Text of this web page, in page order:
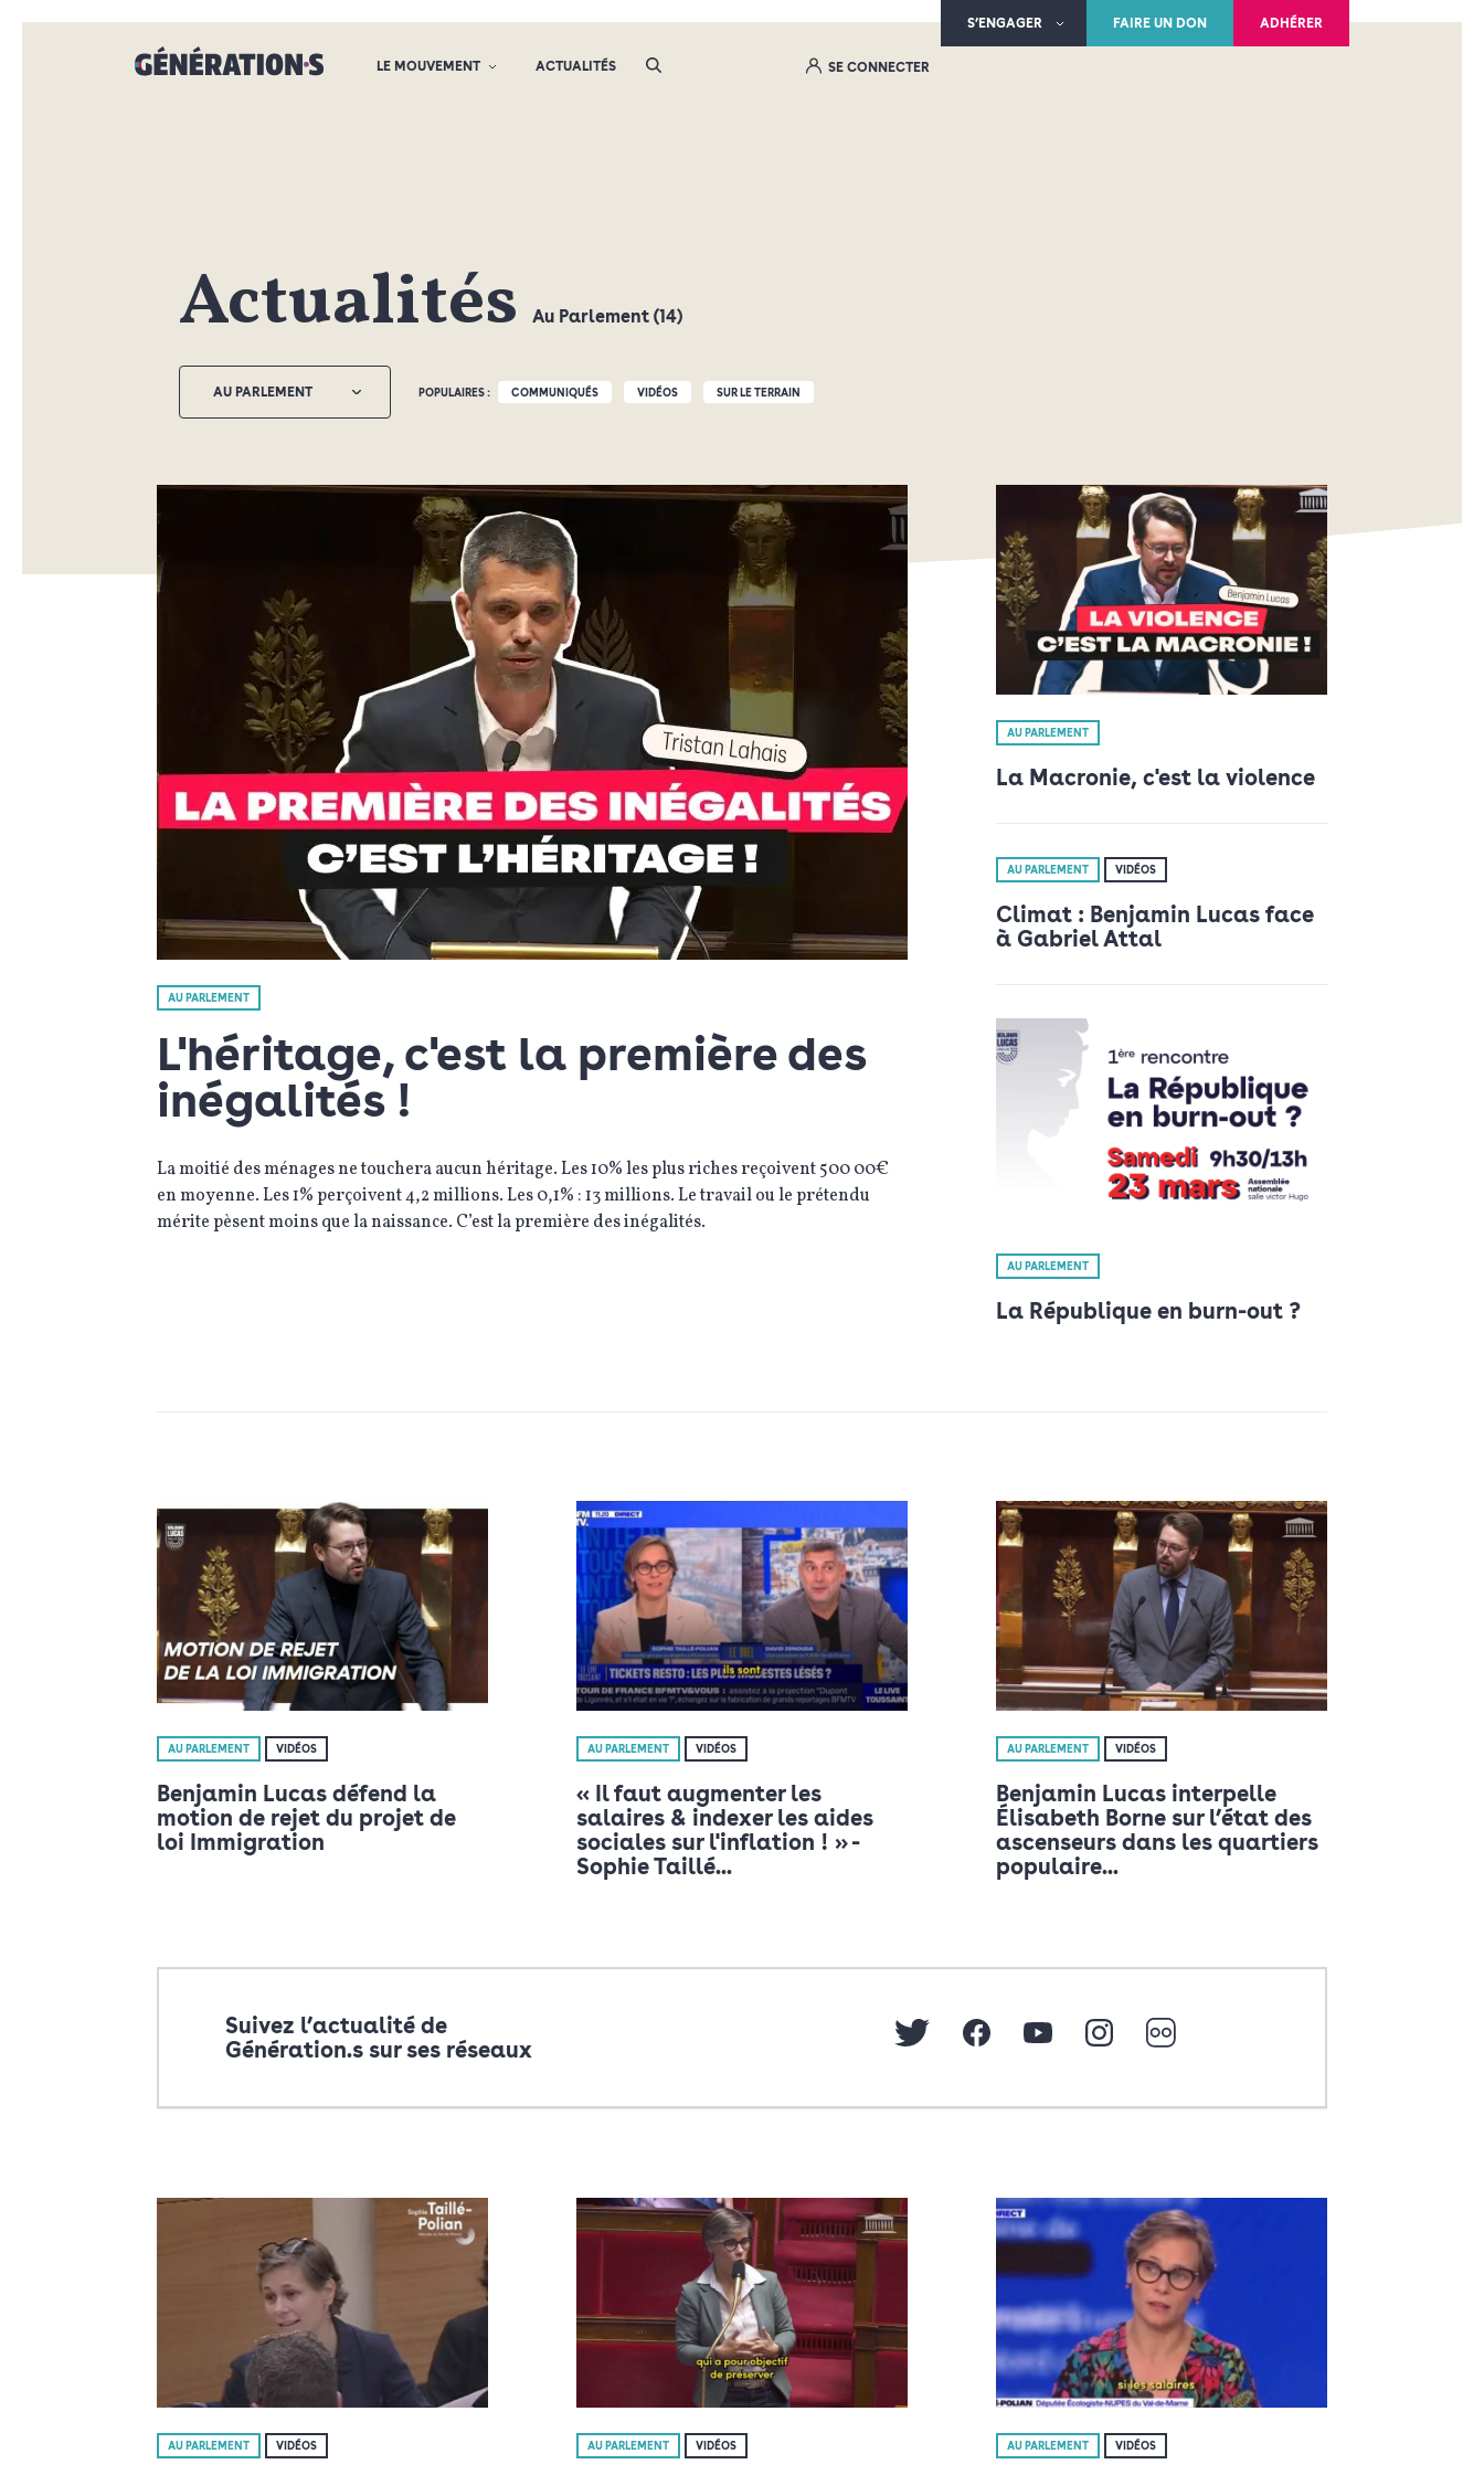
S’ENGAGER FAIRE UN DON ADHÉRER
LE MOUVEMENT ACTUALITÉS SE CONNECTER
Actualités Au Parlement (14)
AU PARLEMENT POPULAIRES : COMMUNIQUÉS VIDÉOS SUR LE TERRAIN
AU PARLEMENT
L'héritage, c'est la première des
inégalités !
La moitié des ménages ne touchera aucun héritage. Les 10% les plus riches reçoivent 500 00€
en moyenne. Les 1% perçoivent 4,2 millions. Les 0,1% : 13 millions. Le travail ou le prétendu
mérite pèsent moins que la naissance. C’est la première des inégalités.
AU PARLEMENT
La Macronie, c'est la violence
AU PARLEMENT VIDÉOS
Climat : Benjamin Lucas face
à Gabriel Attal
AU PARLEMENT
La République en burn-out ?
AU PARLEMENT VIDÉOS
Benjamin Lucas défend la
motion de rejet du projet de
loi Immigration
AU PARLEMENT VIDÉOS
« Il faut augmenter les
salaires & indexer les aides
sociales sur l'inflation ! » -
Sophie Taillé...
AU PARLEMENT VIDÉOS
Benjamin Lucas interpelle
Élisabeth Borne sur l’état des
ascenseurs dans les quartiers
populaire...
Suivez l’actualité de
Génération.s sur ses réseaux
AU PARLEMENT VIDÉOS AU PARLEMENT VIDÉOS AU PARLEMENT VIDÉOS